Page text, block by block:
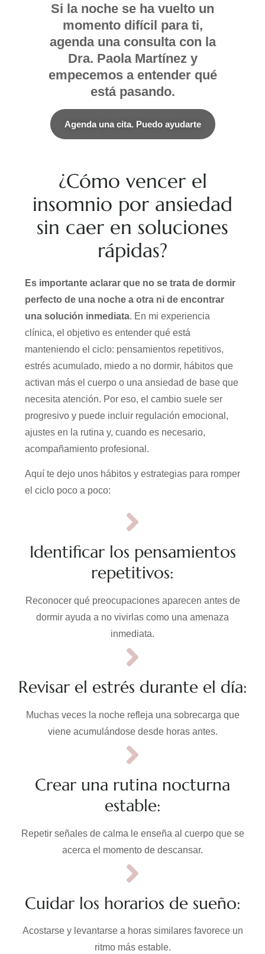
Si la noche se ha vuelto un
momento difícil para ti,
agenda una consulta con la
Dra. Paola Martínez y
empecemos a entender qué
está pasando.
Agenda una cita. Puedo ayudarte
¿Cómo vencer el
insomnio por ansiedad
sin caer en soluciones
rápidas?
Es importante aclarar que no se trata de dormir
perfecto de una noche a otra ni de encontrar
una solución inmediata. En mi experiencia
clínica, el objetivo es entender qué está
manteniendo el ciclo: pensamientos repetitivos,
estrés acumulado, miedo a no dormir, hábitos que
activan más el cuerpo o una ansiedad de base que
necesita atención. Por eso, el cambio suele ser
progresivo y puede incluir regulación emocional,
ajustes en la rutina y, cuando es necesario,
acompañamiento profesional.
Aquí te dejo unos hábitos y estrategias para romper
el ciclo poco a poco:
Identificar los pensamientos
repetitivos:
Reconocer qué preocupaciones aparecen antes de
dormir ayuda a no vivirlas como una amenaza
inmediata.
Revisar el estrés durante el día:
Muchas veces la noche refleja una sobrecarga que
viene acumulándose desde horas antes.
Crear una rutina nocturna
estable:
Repetir señales de calma le enseña al cuerpo que se
acerca el momento de descansar.
Cuidar los horarios de sueño:
Acostarse y levantarse a horas similares favorece un
ritmo más estable.